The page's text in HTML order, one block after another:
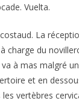
Vuelta.
La
charge du
à mas malgré
et en
les vertèbres